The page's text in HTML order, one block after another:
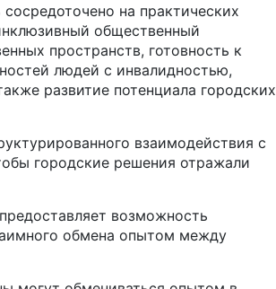
на практических
общественный
пространств, готовность к
людей с инвалидностью,
развитие потенциала городских
взаимодействия с
городские решения отражали
возможность
обмена опытом между